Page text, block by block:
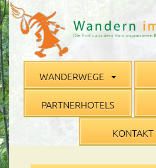
WANDERWEGE
PARTNERHOTELS
KONTAKT